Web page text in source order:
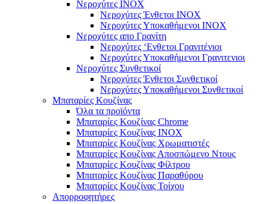
Νεροχύτες ΙΝΟΧ
Νεροχύτες Ένθετοι INOX
Νεροχύτες Υποκαθήμενοι INOX
Νεροχύτες απο Γρανίτη
Νεροχύτες ‘Ενθετοι Γρανιτένιοι
Νεροχύτες Υποκαθήμενοι Γρανιτενιοι
Νεροχύτες Συνθετικοί
Νεροχύτες Ένθετοι Συνθετικοί
Νεροχύτες Υποκαθήμενοι Συνθετικοί
Μπαταρίες Κουζίνας
Όλα τα προϊόντα
Μπαταρίες Κουζίνας Chrome
Μπαταρίες Κουζίνας INOX
Μπαταρίες Κουζίνας Χρωματιστές
Μπαταρίες Κουζίνας Αποσπώμενο Ντους
Μπαταρίες Κουζίνας Φίλτρου
Μπαταρίες Κουζίνας Παραθύρου
Μπαταρίες Κουζίνας Τοίχου
Απορροφητήρες